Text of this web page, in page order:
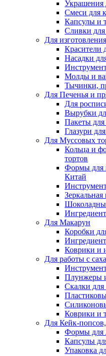
Украшения
Смеси для
Капсулы и
Сливки для
Для
Красители
Насадки
Молды и
Тычинки,
Для Печенья и
Для
Вырубки
Пакеты для
Глазури
Для Муссовых
Кольца и
тортов
Формы для
Китай
Зеркальная
Для Макарун
Коробки
Коврики и
Для работы с
Плунжеры
Скалки для
Коврики и
Для Кейк-
Формы для
Капсулы
Упаковка